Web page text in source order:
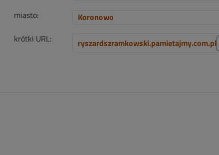
miasto:
Koronowo
krótki URL:
ryszardszramkowski.pamietajmy.com.pl